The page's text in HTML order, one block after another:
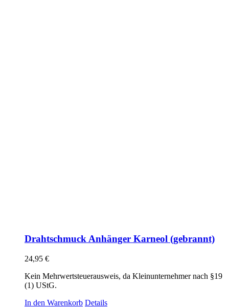
Drahtschmuck Anhänger Karneol (gebrannt)
24,95 €
Kein Mehrwertsteuerausweis, da Kleinunternehmer nach §19
(1) UStG.
In den Warenkorb Details